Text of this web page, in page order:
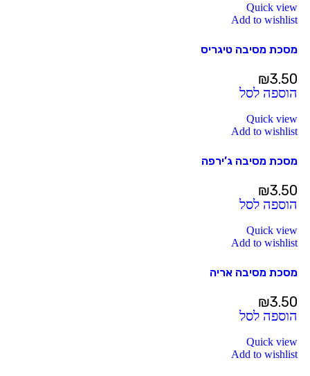
Quick view
Add to wishlist
מסכת מסיבה טיגריס
₪3.50
הוספה לסל
Quick view
Add to wishlist
מסכת מסיבה ג’ירפה
₪3.50
הוספה לסל
Quick view
Add to wishlist
מסכת מסיבה אריה
₪3.50
הוספה לסל
Quick view
Add to wishlist